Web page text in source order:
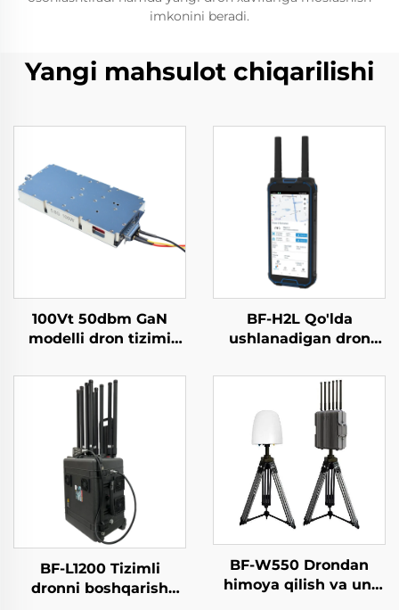
imkonini beradi.
Yangi mahsulot chiqarilishi
100Vt 50dbm GaN
modelli dron tizimi
kuchaytirgich moduli
Konter dron moduli
5,2/5,8G Yetarli RF
ekranlar 5,2/5,8G 100Vt
50dbm
BF-H2L Qo'lda
ushlanadigan dron
BF-L1200 Tizimli
dronni boshqarish
BF-W550 Drondan
himoya qilish va uni